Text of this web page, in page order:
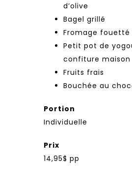
d’olive
Bagel grillé
Fromage fouetté
Petit pot de
confiture maison
Fruits frais
Bouchée au
Portion
Individuelle
Prix
14,95$ pp